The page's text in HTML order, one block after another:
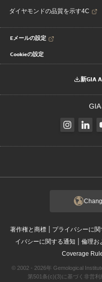
ダイヤモンドの品質を示す4C
Eメールの設定
Cookieの設定
新GIA
著作権と商標 | プライバシーに関
イバシーに関する通知 | 倫理お
Coverage
© 2002 - 2026年 Gemological
第501条(c)(3)に基づく非営利